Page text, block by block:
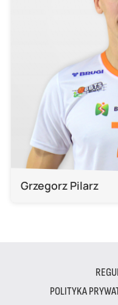
Grzegorz Pilarz
POLITYKA